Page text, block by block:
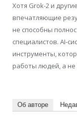
Хотя Grok-2 и
впечатляющие
не способны
специалистов. AI-
инструменты,
работы людей, а не
Об авторе